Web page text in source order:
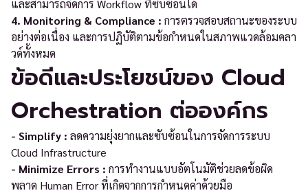
และสามารถจัดการ Workflow ที่ซับซ้อนได้
4. Monitoring & Compliance : การตรวจสอบสถานะของระบบ
อย่างต่อเนื่อง และการปฏิบัติตามข้อกำหนดในสภาพแวดล้อมคลา
วด์ทั้งหมด
ข้อดีและประโยชน์ของ Cloud
Orchestration ต่อองค์กร
- Simplify : ลดความยุ่งยากและซับซ้อนในการจัดการระบบ
Cloud Infrastructure
- Minimize Errors : การทำงานแบบอัตโนมัติช่วยลดข้อผิด
พลาด Human Error ที่เกิดจากการกำหนดค่าด้วยมือ